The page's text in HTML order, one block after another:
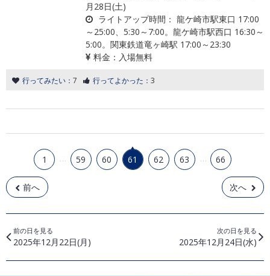
月28日(土)
ライトアップ時間： 龍ケ崎市駅東口 17:00
～25:00、5:30～7:00。龍ケ崎市駅西口 16:30～
5:00。関東鉄道竜ヶ崎駅 17:00～23:30
料金： 入場無料
行ってみたい： 7 行ってよかった： 3
前へ
1 … 59 60 61 62 63 … 66
次へ
前の日を見る
2025年12月22日(月)
次の日を見る
2025年12月24日(水)